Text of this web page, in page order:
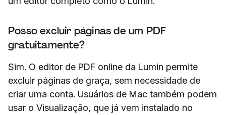
Posso excluir páginas de um PDF
gratuitamente?
Sim. O editor de PDF online da Lumin permite
excluir páginas de graça, sem necessidade de
criar uma conta. Usuários de Mac também podem
usar o Visualização, que já vem instalado no